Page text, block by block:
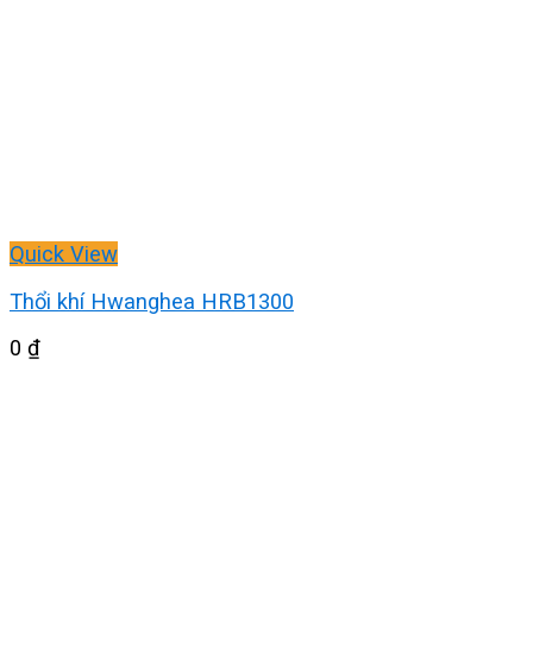
Quick View
Thổi khí Hwanghea HRB1300
0 ₫